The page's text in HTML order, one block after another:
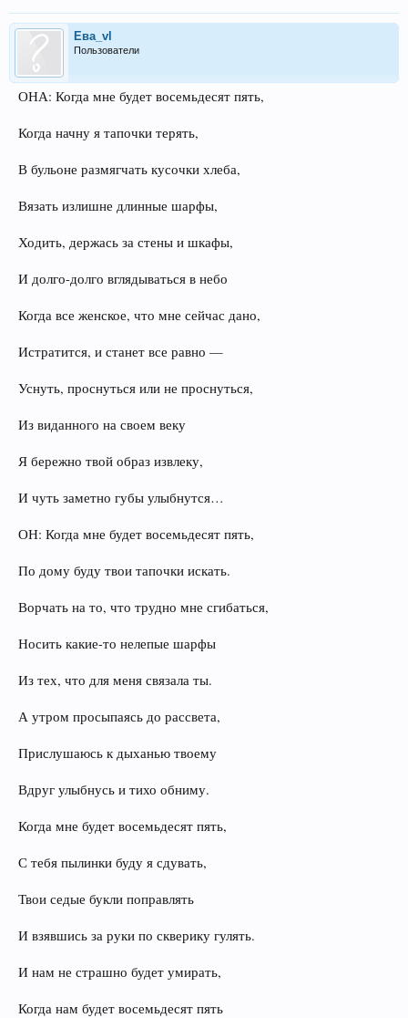
Обманывать не хорошо конечно, но физически я просыпаюсь минут
через пятнадцать после того как встал и выкурил первую
сигарету) Такая вот фигня.
Ева_vl
Пользователи
ОНА: Когда мне будет восемьдесят пять,
Когда начну я тапочки терять,
В бульоне размягчать кусочки хлеба,
Вязать излишне длинные шарфы,
Ходить, держась за стены и шкафы,
И долго-долго вглядываться в небо
Когда все женское, что мне сейчас дано,
Истратится, и станет все равно —
Уснуть, проснуться или не проснуться,
Из виданного на своем веку
Я бережно твой образ извлеку,
И чуть заметно губы улыбнутся…
ОН: Когда мне будет восемьдесят пять,
По дому буду твои тапочки искать.
Ворчать на то, что трудно мне сгибаться,
Носить какие-то нелепые шарфы
Из тех, что для меня связала ты.
А утром просыпаясь до рассвета,
Прислушаюсь к дыханью твоему
Вдруг улыбнусь и тихо обниму.
Когда мне будет восемьдесят пять,
С тебя пылинки буду я сдувать,
Твои седые букли поправлять
И взявшись за руки по скверику гулять.
И нам не страшно будет умирать,
Когда нам будет восемьдесят пять